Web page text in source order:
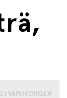
I VARUKORGEN